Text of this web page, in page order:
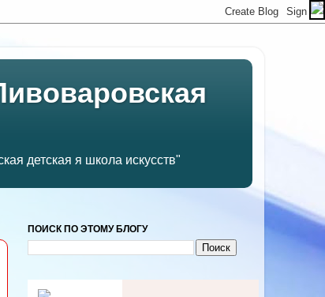
детская я школа искусств"
ПОИСК ПО ЭТОМУ БЛОГУ